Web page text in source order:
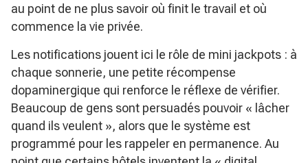
au point de ne plus savoir où finit le travail et où
commence la vie privée.
Les notifications jouent ici le rôle de mini jackpots : à
chaque sonnerie, une petite récompense
dopaminergique qui renforce le réflexe de vérifier.
Beaucoup de gens sont persuadés pouvoir « lâcher
quand ils veulent », alors que le système est
programmé pour les rappeler en permanence. Au